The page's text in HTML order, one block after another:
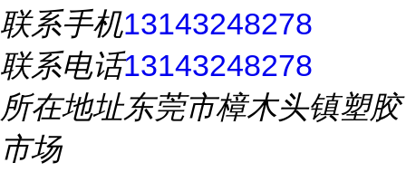
联系手机13143248278
联系电话13143248278
所在地址东莞市樟木头镇塑胶
市场